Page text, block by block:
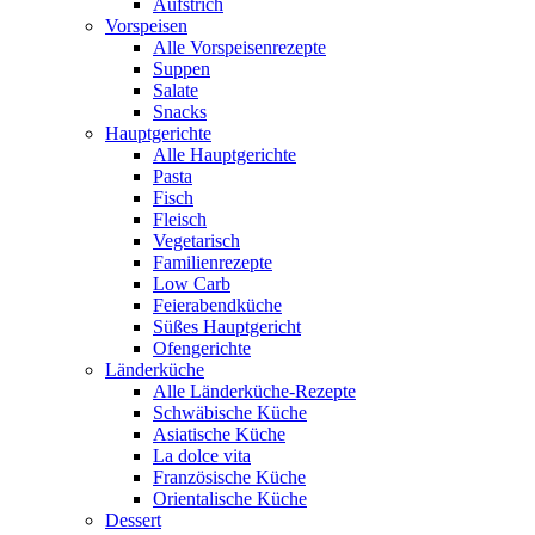
Vorspeisen
Alle Vorspeisenrezepte
Suppen
Salate
Snacks
Hauptgerichte
Alle Hauptgerichte
Pasta
Fisch
Fleisch
Vegetarisch
Familienrezepte
Low Carb
Feierabendküche
Süßes Hauptgericht
Ofengerichte
Länderküche
Alle Länderküche-Rezepte
Schwäbische Küche
Asiatische Küche
La dolce vita
Französische Küche
Orientalische Küche
Dessert